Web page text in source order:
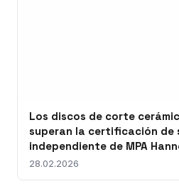
Los discos de corte
superan la certificación de
independiente de MPA
28.02.2026